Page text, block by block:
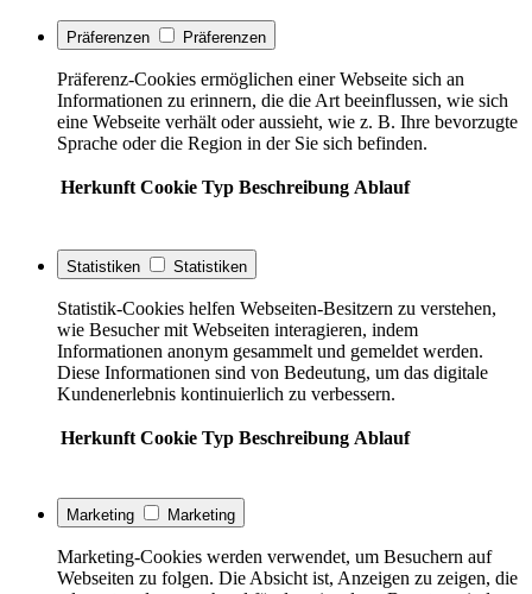
Präferenzen Präferenzen
Präferenz-Cookies ermöglichen einer Webseite sich an
Informationen zu erinnern, die die Art beeinflussen, wie sich
eine Webseite verhält oder aussieht, wie z. B. Ihre bevorzugte
Sprache oder die Region in der Sie sich befinden.
Herkunft Cookie Typ Beschreibung Ablauf
Statistiken Statistiken
Statistik-Cookies helfen Webseiten-Besitzern zu verstehen,
wie Besucher mit Webseiten interagieren, indem
Informationen anonym gesammelt und gemeldet werden.
Diese Informationen sind von Bedeutung, um das digitale
Kundenerlebnis kontinuierlich zu verbessern.
Herkunft Cookie Typ Beschreibung Ablauf
Marketing Marketing
Marketing-Cookies werden verwendet, um Besuchern auf
Webseiten zu folgen. Die Absicht ist, Anzeigen zu zeigen, die